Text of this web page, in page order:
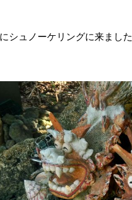
シュノーケリングに来まし